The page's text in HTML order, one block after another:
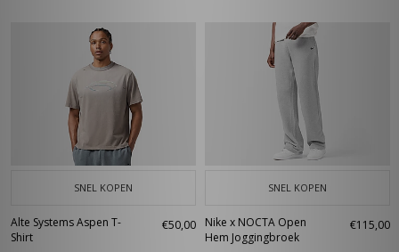
SNEL KOPEN
Alte Systems Aspen T-
Shirt
€50,00
SNEL KOPEN
Nike x NOCTA Open
Hem Joggingbroek
€115,00